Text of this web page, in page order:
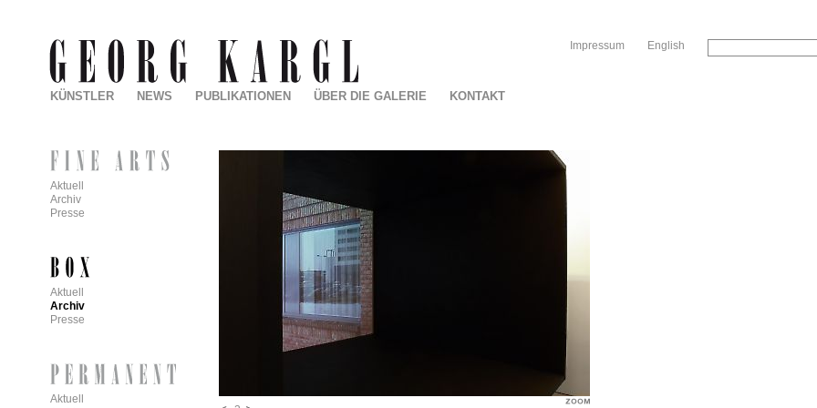
English
Impressum
KÜNSTLER NEWS PUBLIKATIONEN ÜBER DIE GALERIE KONTAKT
Aktuell
Archiv
Presse
Aktuell
Archiv
Presse
Aktuell